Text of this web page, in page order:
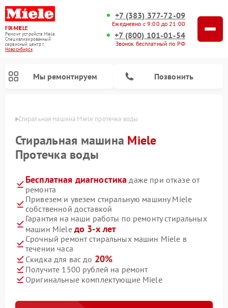
FIX-MIELE
Ремонт устройств Miele
Специализированный
cервисный центр г.
Новосибирск
+7 (383) 377-72-09
Ежедневно с 9:00 до 21:00
+7 (800) 101-01-54
Звонок бесплатный по РФ
Мы ремонтируем Позвонить
Стиральная машина Miele протечка воды
Стиральная машина Miele
Протечка воды
Бесплатная диагностика даже при отказе от
ремонта
Привезем и увезем стиральную машину Miele
собственной доставкой
Гарантия на наши работы по ремонту стиральных
машин Miele до 3-х лет
Срочный ремонт стиральных машин Miele в
течении часа
Скидка для вас до 20%
Получите 1500 рублей на ремонт
Оригинальные комплектующие Miele